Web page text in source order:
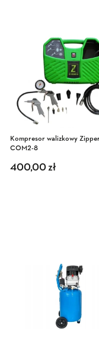
Kompresor walizkowy
COM2-8
400,00zł